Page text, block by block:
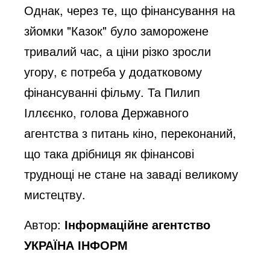
Однак, через те, що фінансування на
зйомки "Казок" було заморожене
тривалий час, а ціни різко зросли
угору, є потреба у додатковому
фінансуванні фільму. Та Пилип
Іллєєнко, голова Державного
агентства з питань кіно, переконаний,
що така дрібниця як фінансові
труднощі не стане на заваді великому
мистецтву.
Автор: Інформаційне агентство
УКРАЇНА ІНФОРМ